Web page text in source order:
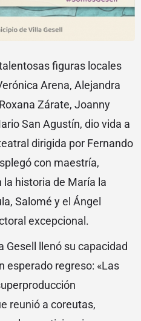
figuras locales
Arena, Alejandra
Zárate, Joanny
San Agustín, dio vida a
dirigida por Fernando
con maestría,
historia de María la
Salomé y el Ángel
excepcional.
Gesell llenó su capacidad
esperado regreso: «Las
reunió a coreutas,